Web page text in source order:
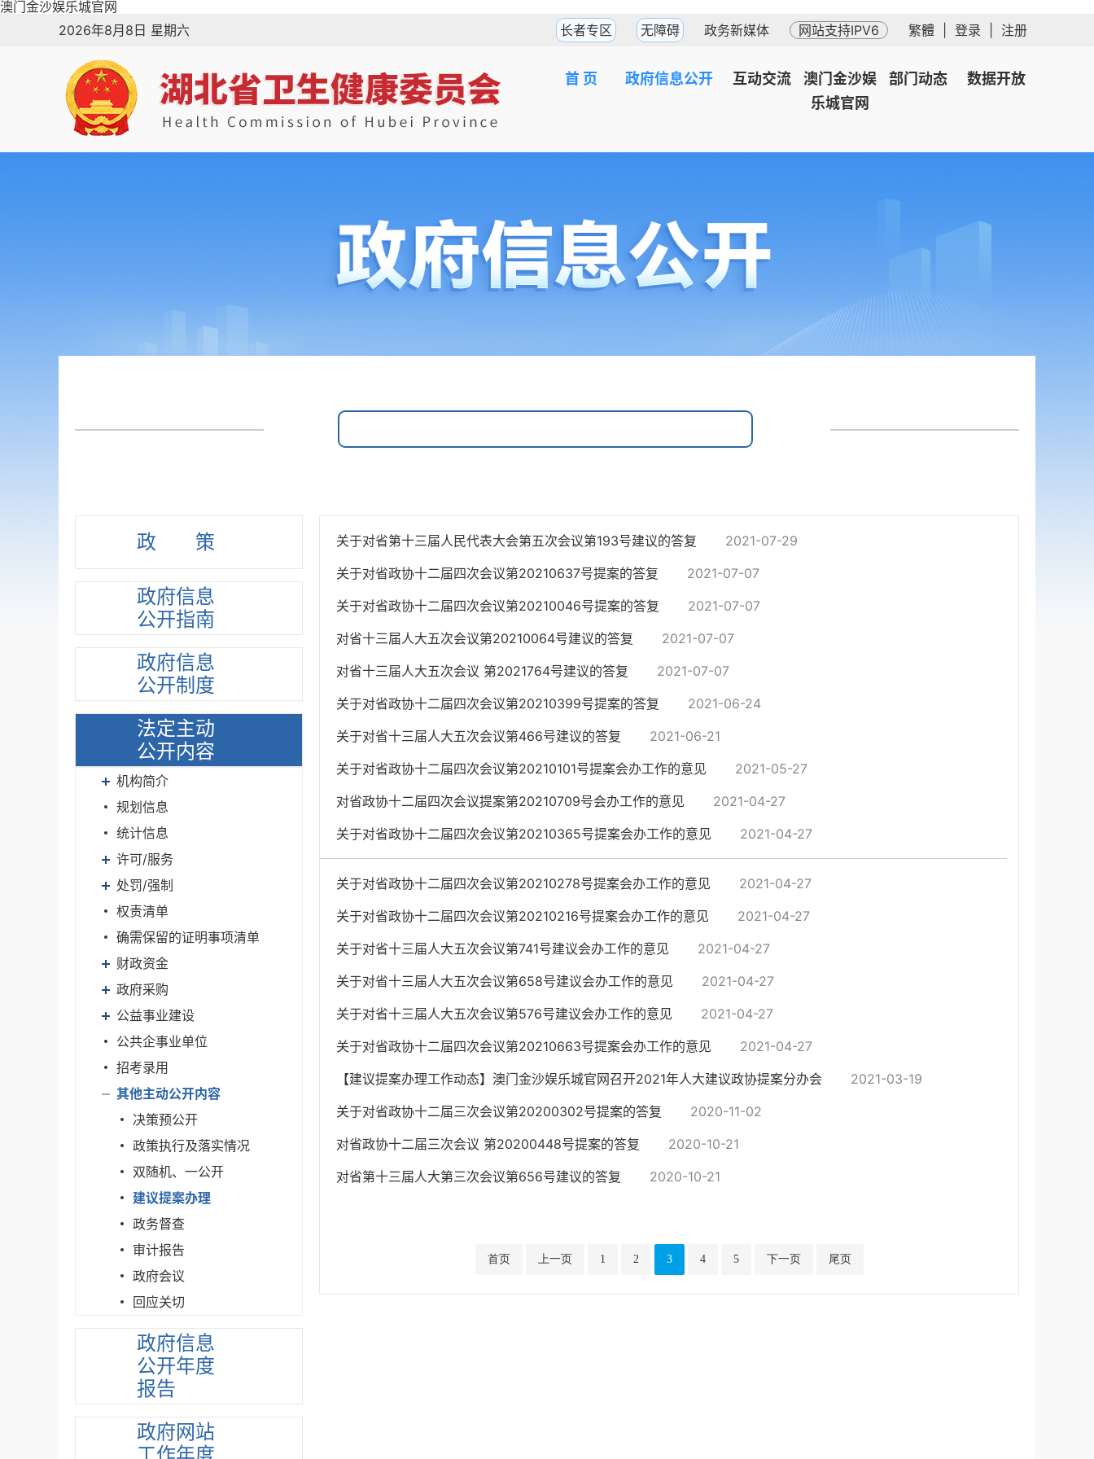
澳门金沙娱乐城官网
2026年8月8日 星期六
长者专区 无障碍 政务新媒体 网站支持IPV6 繁體 登录 注册
首 页 政府信息公开 互动交流
澳门金沙娱
乐城官网
部门动态 数据开放
政策
政府信息
公开指南
政府信息
公开制度
法定主动
公开内容
机构简介
规划信息
统计信息
许可/服务
处罚/强制
权责清单
确需保留的证明事项清单
财政资金
政府采购
公益事业建设
公共企事业单位
招考录用
其他主动公开内容
决策预公开
政策执行及落实情况
双随机、一公开
建议提案办理
政务督查
审计报告
政府会议
回应关切
政府信息
公开年度
报告
政府网站
关于对省第十三届人民代表大会第五次会议第193号建议的答复
2021-07-29
关于对省政协十二届四次会议第20210637号提案的答复
2021-07-07
关于对省政协十二届四次会议第20210046号提案的答复
2021-07-07
对省十三届人大五次会议第20210064号建议的答复
2021-07-07
对省十三届人大五次会议 第2021764号建议的答复
2021-07-07
关于对省政协十二届四次会议第20210399号提案的答复
2021-06-24
关于对省十三届人大五次会议第466号建议的答复
2021-06-21
关于对省政协十二届四次会议第20210101号提案会办工作的意见
2021-05-27
对省政协十二届四次会议提案第20210709号会办工作的意见
2021-04-27
关于对省政协十二届四次会议第20210365号提案会办工作的意见
2021-04-27
关于对省政协十二届四次会议第20210278号提案会办工作的意见
2021-04-27
关于对省政协十二届四次会议第20210216号提案会办工作的意见
2021-04-27
关于对省十三届人大五次会议第741号建议会办工作的意见
2021-04-27
关于对省十三届人大五次会议第658号建议会办工作的意见
2021-04-27
关于对省十三届人大五次会议第576号建议会办工作的意见
2021-04-27
关于对省政协十二届四次会议第20210663号提案会办工作的意见
2021-04-27
【建议提案办理工作动态】澳门金沙娱乐城官网召开2021年人大建议政协提案分办会
2021-03-19
关于对省政协十二届三次会议第20200302号提案的答复
2020-11-02
对省政协十二届三次会议 第20200448号提案的答复
2020-10-21
对省第十三届人大第三次会议第656号建议的答复
2020-10-21
首页 上一页 1 2 3 4 5 下一页 尾页